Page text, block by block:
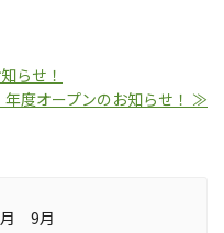
らせ！
年度オープンのお知らせ！ ≫
9月